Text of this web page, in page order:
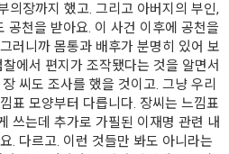
의장까지 했고. 그리고 아버지의 부인,
공천을 받아요. 이 사건 이후에 공천을
러니까 몸통과 배후가 분명히 있어 보
에서 편지가 조작됐다는 것을 알면서
씨도 조사를 했을 것이고. 그냥 우리
표 모양부터 다릅니다. 장씨는 느낌표
쓰는데 추가로 가필된 이재명 관련 내
. 다르고. 이런 것들만 봐도 아니라는